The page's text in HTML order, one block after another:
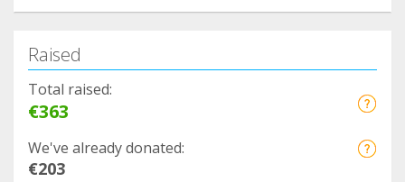
Raised
Total raised:
€363
We've already donated:
€203